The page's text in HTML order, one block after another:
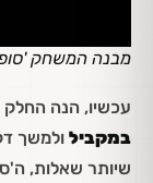
מבנה המשחק
עכשיו, הנה
במקביל ולמשך
שיותר שאלות,